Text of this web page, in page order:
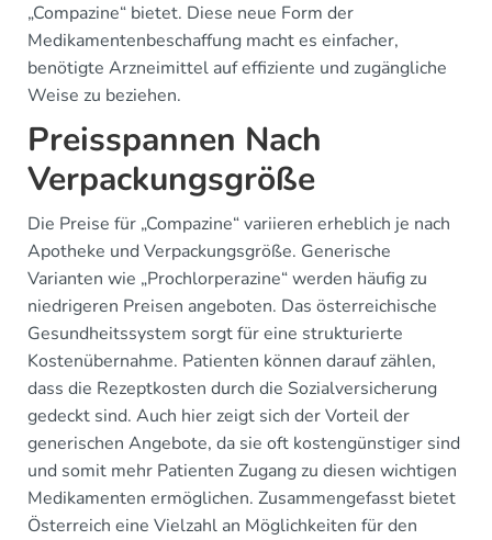
„Compazine“ bietet. Diese neue Form der
Medikamentenbeschaffung macht es einfacher,
benötigte Arzneimittel auf effiziente und zugängliche
Weise zu beziehen.
Preisspannen Nach
Verpackungsgröße
Die Preise für „Compazine“ variieren erheblich je nach
Apotheke und Verpackungsgröße. Generische
Varianten wie „Prochlorperazine“ werden häufig zu
niedrigeren Preisen angeboten. Das österreichische
Gesundheitssystem sorgt für eine strukturierte
Kostenübernahme. Patienten können darauf zählen,
dass die Rezeptkosten durch die Sozialversicherung
gedeckt sind. Auch hier zeigt sich der Vorteil der
generischen Angebote, da sie oft kostengünstiger sind
und somit mehr Patienten Zugang zu diesen wichtigen
Medikamenten ermöglichen. Zusammengefasst bietet
Österreich eine Vielzahl an Möglichkeiten für den